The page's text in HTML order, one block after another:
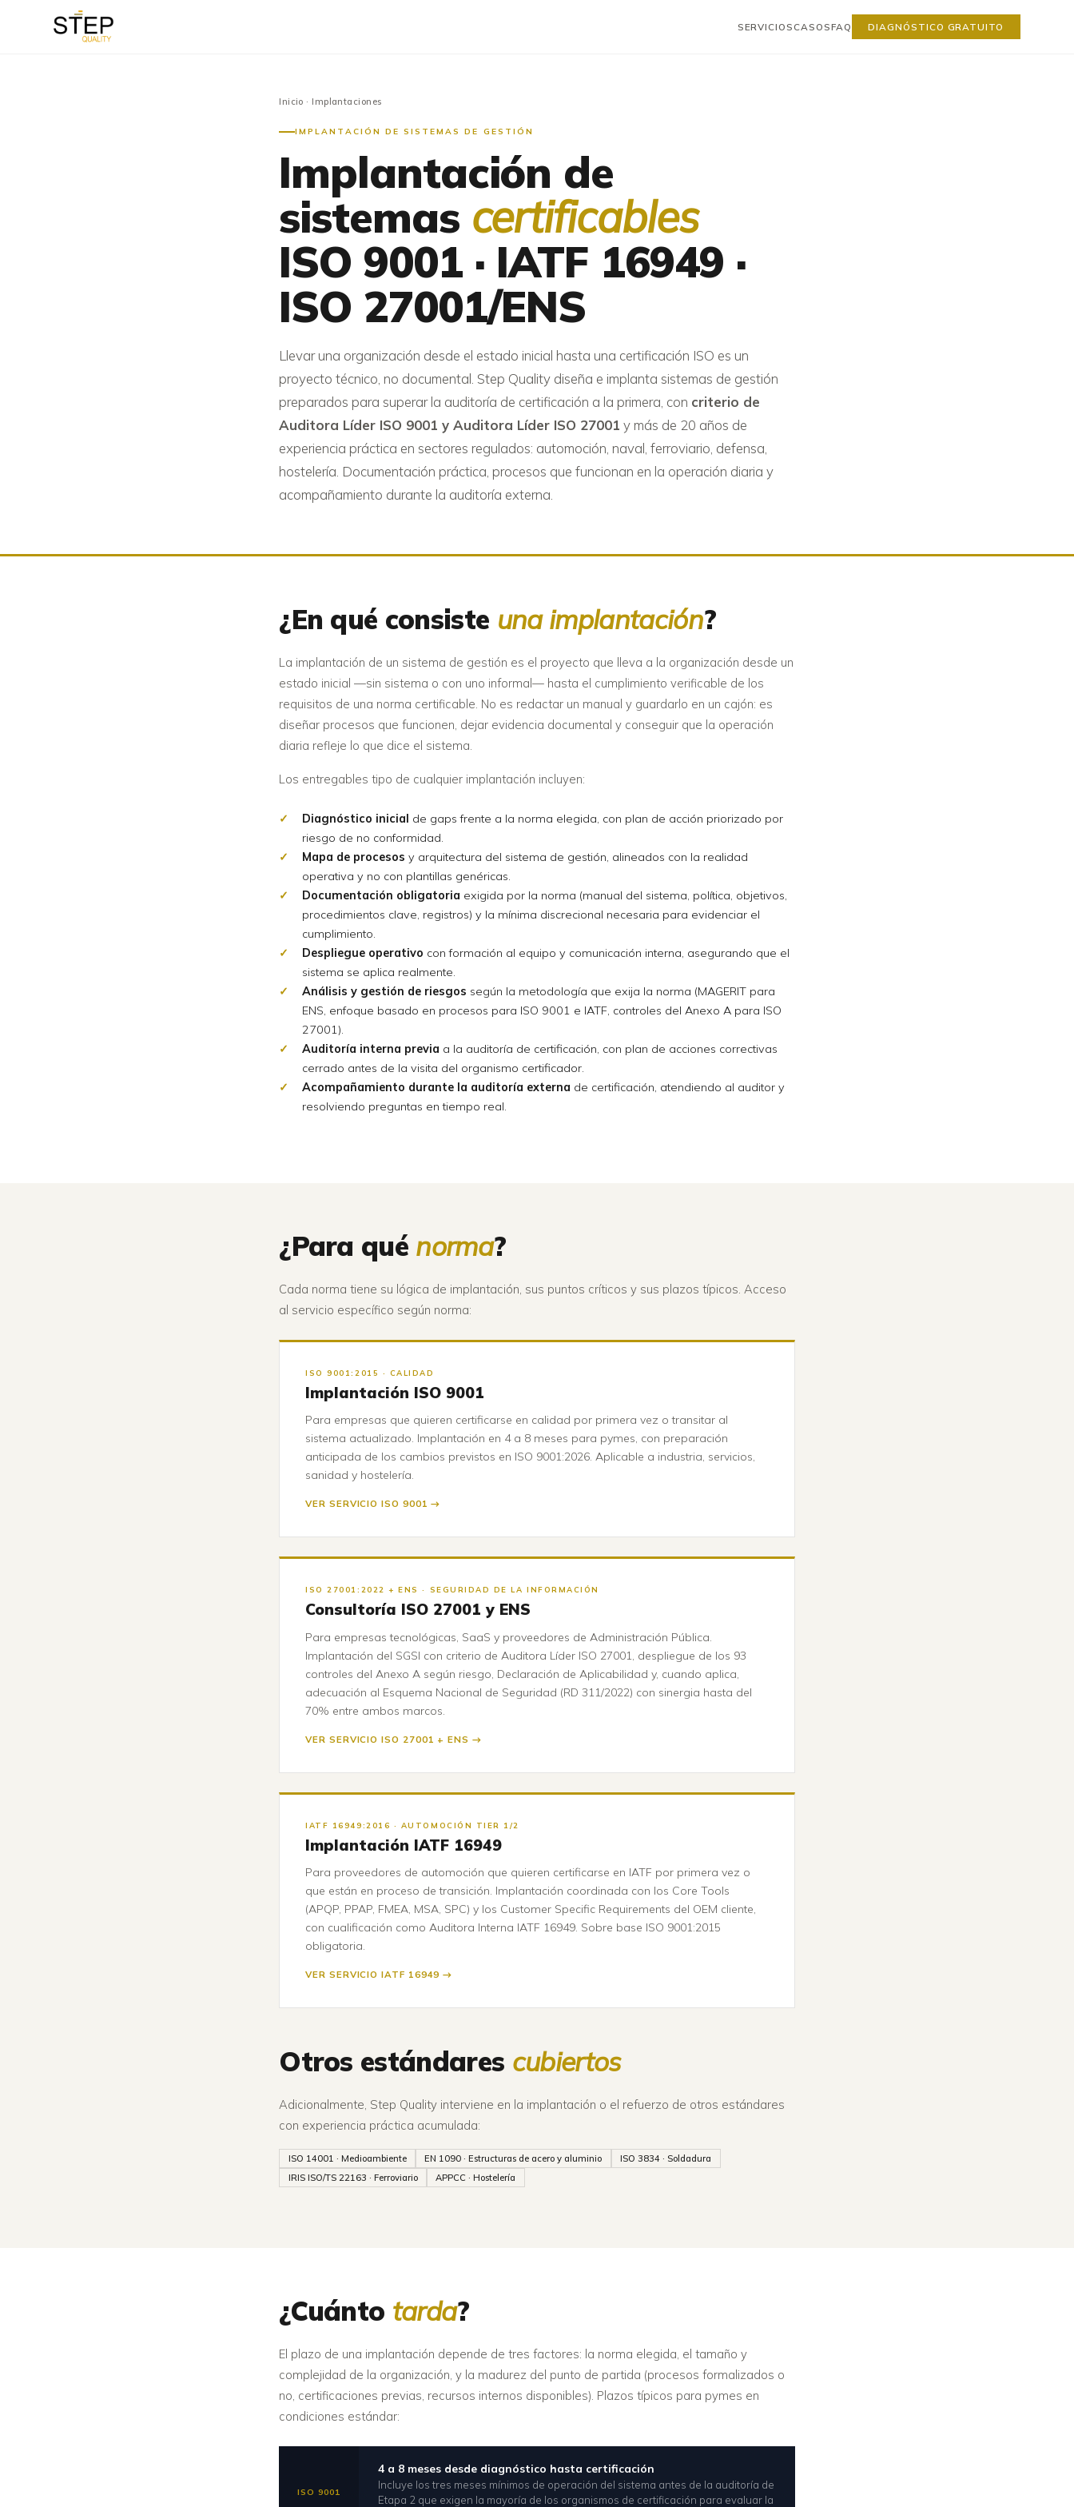
SERVICIOS CASOSFAQ DIAGNÓSTICO GRATUITO
Inicio · Implantaciones
IMPLANTACIÓN DE SISTEMAS DE GESTIÓN
Implantación de
sistemas certificables
ISO 9001 · IATF 16949 ·
ISO 27001/ENS
Llevar una organización desde el estado inicial hasta una certificación ISO es un
proyecto técnico, no documental. Step Quality diseña e implanta sistemas de gestión
preparados para superar la auditoría de certificación a la primera, con criterio de
Auditora Líder ISO 9001 y Auditora Líder ISO 27001 y más de 20 años de
experiencia práctica en sectores regulados: automoción, naval, ferroviario, defensa,
hostelería. Documentación práctica, procesos que funcionan en la operación diaria y
acompañamiento durante la auditoría externa.
¿En qué consiste una implantación?
La implantación de un sistema de gestión es el proyecto que lleva a la organización desde un
estado inicial —sin sistema o con uno informal— hasta el cumplimiento verificable de los
requisitos de una norma certificable. No es redactar un manual y guardarlo en un cajón: es
diseñar procesos que funcionen, dejar evidencia documental y conseguir que la operación
diaria refleje lo que dice el sistema.
Los entregables tipo de cualquier implantación incluyen:
Diagnóstico inicial de gaps frente a la norma elegida, con plan de acción priorizado por
riesgo de no conformidad.
Mapa de procesos y arquitectura del sistema de gestión, alineados con la realidad
operativa y no con plantillas genéricas.
Documentación obligatoria exigida por la norma (manual del sistema, política, objetivos,
procedimientos clave, registros) y la mínima discrecional necesaria para evidenciar el
cumplimiento.
Despliegue operativo con formación al equipo y comunicación interna, asegurando que el
sistema se aplica realmente.
Análisis y gestión de riesgos según la metodología que exija la norma (MAGERIT para
ENS, enfoque basado en procesos para ISO 9001 e IATF, controles del Anexo A para ISO
27001).
Auditoría interna previa a la auditoría de certificación, con plan de acciones correctivas
cerrado antes de la visita del organismo certificador.
Acompañamiento durante la auditoría externa de certificación, atendiendo al auditor y
resolviendo preguntas en tiempo real.
¿Para qué norma?
Cada norma tiene su lógica de implantación, sus puntos críticos y sus plazos típicos. Acceso
al servicio específico según norma:
ISO 9001:2015 · CALIDAD
Implantación ISO 9001
Para empresas que quieren certificarse en calidad por primera vez o transitar al
sistema actualizado. Implantación en 4 a 8 meses para pymes, con preparación
anticipada de los cambios previstos en ISO 9001:2026. Aplicable a industria, servicios,
sanidad y hostelería.
VER SERVICIO ISO 9001 →
ISO 27001:2022 + ENS · SEGURIDAD DE LA INFORMACIÓN
Consultoría ISO 27001 y ENS
Para empresas tecnológicas, SaaS y proveedores de Administración Pública.
Implantación del SGSI con criterio de Auditora Líder ISO 27001, despliegue de los 93
controles del Anexo A según riesgo, Declaración de Aplicabilidad y, cuando aplica,
adecuación al Esquema Nacional de Seguridad (RD 311/2022) con sinergia hasta del
70% entre ambos marcos.
VER SERVICIO ISO 27001 + ENS →
IATF 16949:2016 · AUTOMOCIÓN TIER 1/2
Implantación IATF 16949
Para proveedores de automoción que quieren certificarse en IATF por primera vez o
que están en proceso de transición. Implantación coordinada con los Core Tools
(APQP, PPAP, FMEA, MSA, SPC) y los Customer Specific Requirements del OEM cliente,
con cualificación como Auditora Interna IATF 16949. Sobre base ISO 9001:2015
obligatoria.
VER SERVICIO IATF 16949 →
Otros estándares cubiertos
Adicionalmente, Step Quality interviene en la implantación o el refuerzo de otros estándares
con experiencia práctica acumulada:
ISO 14001 · Medioambiente EN 1090 · Estructuras de acero y aluminio
ISO 3834 · Soldadura
IRIS ISO/TS 22163 · Ferroviario
APPCC · Hostelería
¿Cuánto tarda?
El plazo de una implantación depende de tres factores: la norma elegida, el tamaño y
complejidad de la organización, y la madurez del punto de partida (procesos formalizados o
no, certificaciones previas, recursos internos disponibles). Plazos típicos para pymes en
condiciones estándar:
ISO 9001
4 a 8 meses desde diagnóstico hasta certificación
Incluye los tres meses mínimos de operación del sistema antes de la auditoría de
Etapa 2 que exigen la mayoría de los organismos de certificación para evaluar la